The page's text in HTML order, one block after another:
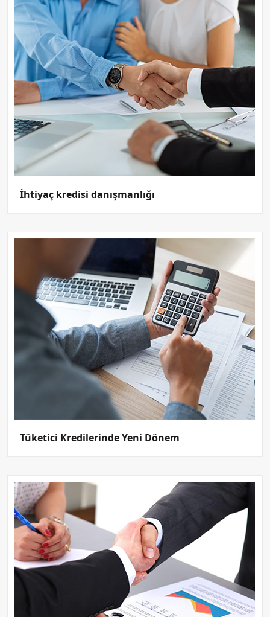
İhtiyaç kredisi danışmanlığı
Tüketici Kredilerinde Yeni Dönem